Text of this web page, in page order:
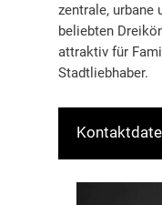
zentrale, urbane
beliebten
attraktiv für
Stadtliebhaber.